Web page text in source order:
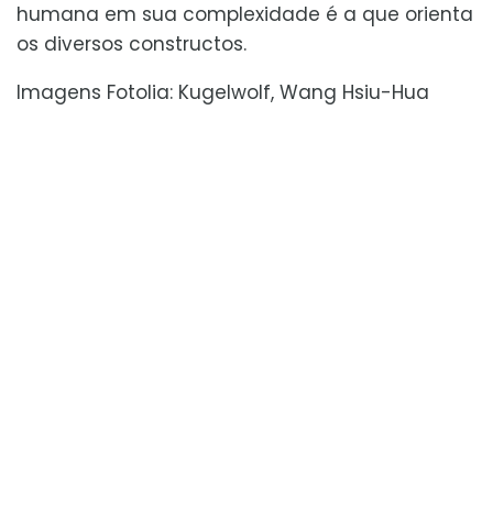
humana em sua complexidade é a que orienta
os diversos constructos.
Imagens Fotolia: Kugelwolf, Wang Hsiu-Hua